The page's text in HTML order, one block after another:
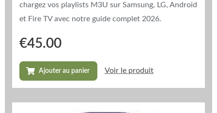
chargez vos playlists M3U sur Samsung, LG, Android
et Fire TV avec notre guide complet 2026.
€45.00
Ajouter au panier Voir le produit